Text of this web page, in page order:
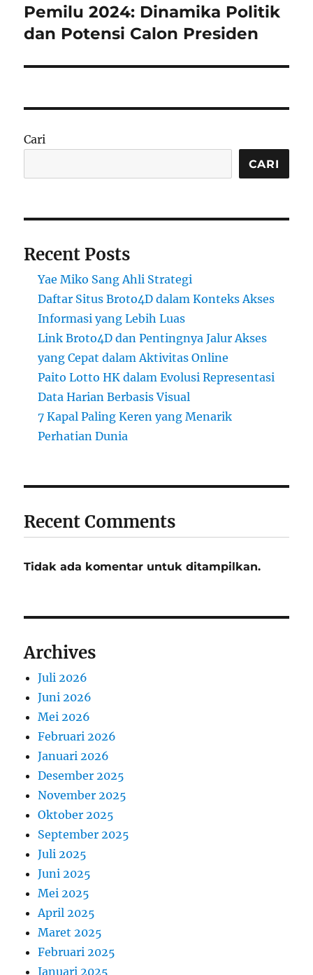
Next
post:
Pemilu 2024: Dinamika Politik
dan Potensi Calon Presiden
Cari
CARI
Recent Posts
Yae Miko Sang Ahli Strategi
Daftar Situs Broto4D dalam Konteks Akses
Informasi yang Lebih Luas
Link Broto4D dan Pentingnya Jalur Akses
yang Cepat dalam Aktivitas Online
Paito Lotto HK dalam Evolusi Representasi
Data Harian Berbasis Visual
7 Kapal Paling Keren yang Menarik
Perhatian Dunia
Recent Comments
Tidak ada komentar untuk ditampilkan.
Archives
Juli 2026
Juni 2026
Mei 2026
Februari 2026
Januari 2026
Desember 2025
November 2025
Oktober 2025
September 2025
Juli 2025
Juni 2025
Mei 2025
April 2025
Maret 2025
Februari 2025
Januari 2025